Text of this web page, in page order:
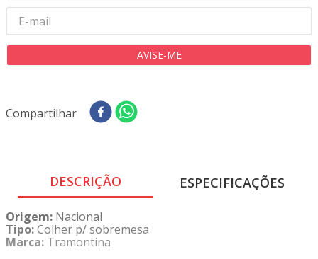
Compartilhar
DESCRIÇÃO ESPECIFICAÇÕES
Origem: Nacional
Tipo:Colher p/ sobremesa
Marca: Tramontina